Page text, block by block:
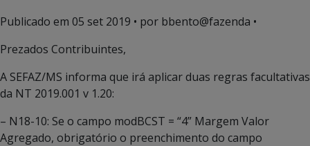
Publicado em 05 set 2019 • por bbento@fazenda •
Prezados Contribuintes,
A SEFAZ/MS informa que irá aplicar duas regras facultativas
da NT 2019.001 v 1.20:
– N18-10: Se o campo modBCST = “4” Margem Valor
Agregado, obrigatório o preenchimento do campo